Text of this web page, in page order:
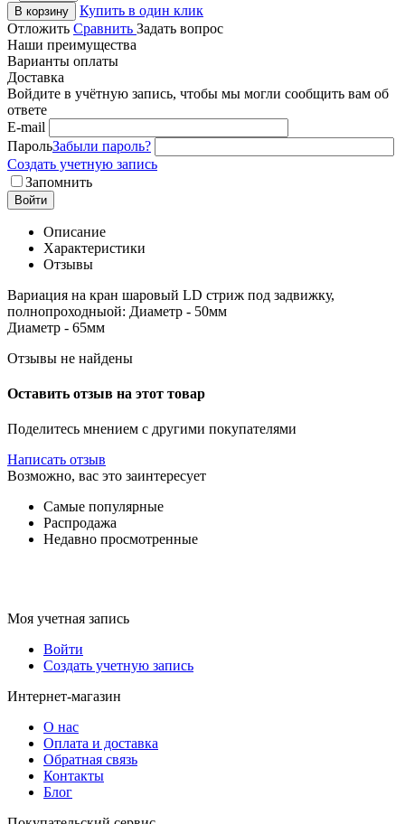
В корзину
Купить в один клик
Отложить Сравнить Задать вопрос
Наши преимущества
Варианты оплаты
Доставка
Войдите в учётную запись, чтобы мы могли сообщить вам об
ответе
E-mail
ПарольЗабыли пароль?
Создать учетную запись
Запомнить
Войти
Описание
Характеристики
Отзывы
Вариация на кран шаровый LD стриж под задвижку,
полнопроходныой: Диаметр - 50мм
Диаметр - 65мм
Отзывы не найдены
Оставить отзыв на этот товар
Поделитесь мнением с другими покупателями
Написать отзыв
Возможно, вас это заинтересует
Самые популярные
Распродажа
Недавно просмотренные
Моя учетная запись
Войти
Создать учетную запись
Интернет-магазин
О нас
Оплата и доставка
Обратная связь
Контакты
Блог